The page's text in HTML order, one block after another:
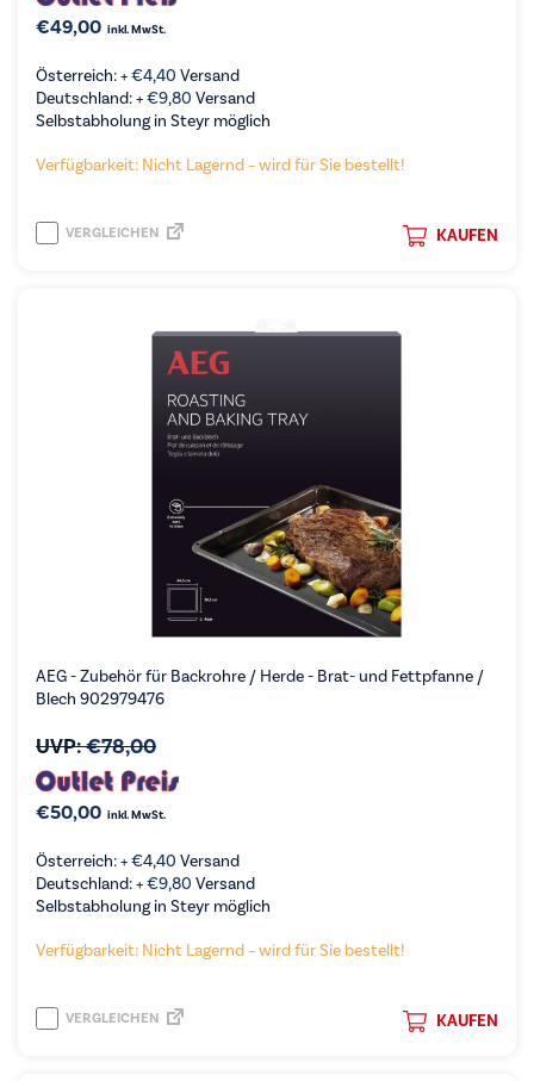
€49,00 inkl. MwSt.
Österreich: +€4,40 Versand
Deutschland: +€9,80 Versand
Selbstabholung in Steyr möglich
Verfügbarkeit: Nicht Lagernd – wird für Sie bestellt!
KAUFEN
VERGLEICHEN
AEG - Zubehör für Backrohre / Herde - Brat- und Fettpfanne /
Blech 902979476
UVP:€78,00
€50,00 inkl. MwSt.
Österreich: +€4,40 Versand
Deutschland: +€9,80 Versand
Selbstabholung in Steyr möglich
Verfügbarkeit: Nicht Lagernd – wird für Sie bestellt!
KAUFEN
VERGLEICHEN